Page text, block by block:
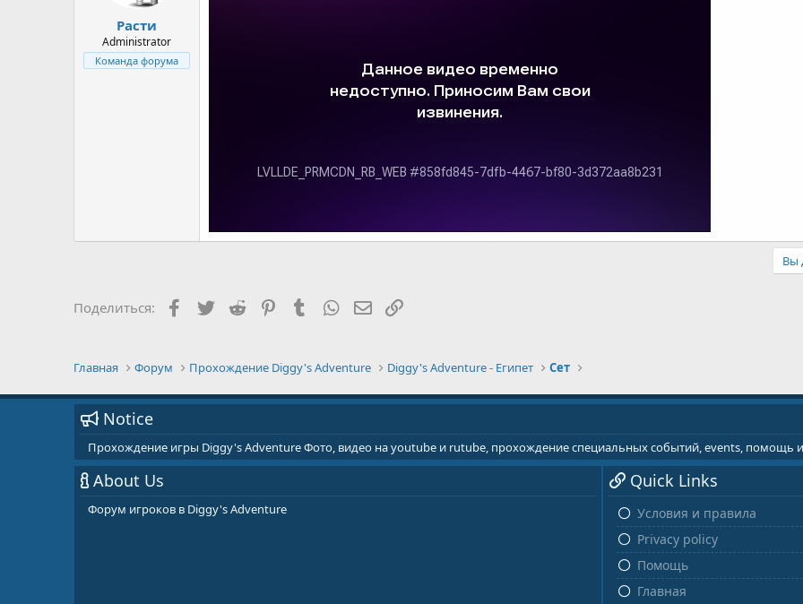
Расти
Administrator
Команда форума
Вы
Поделиться: Facebook
Twitter Reddit PinterestTumblrWhatsApp
E-mail
Главная Форум Прохождение Diggy's Adventure Diggy's Adventure - Египет Сет
Notice
Прохождение игры Diggy's Adventure Фото, видео на youtube и rutube, прохождение специальных событий, events, помощь
About Us
Форум игроков в Diggy's Adventure
Quick Links
Условия и правила
Privacy policy
Помощь
Главная